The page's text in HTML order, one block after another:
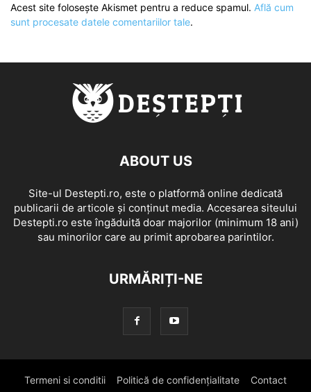
Acest site folosește Akismet pentru a reduce spamul. Află cum
sunt procesate datele comentariilor tale.
ABOUT US
Site-ul Destepti.ro, este o platformă online dedicată
publicarii de articole și conținut media. Accesarea siteului
Destepti.ro este îngăduită doar majorilor (minimum 18 ani)
sau minorilor care au primit aprobarea parintilor.
URMĂRIȚI-NE
Termeni si conditii Politică de confidențialitate Contact